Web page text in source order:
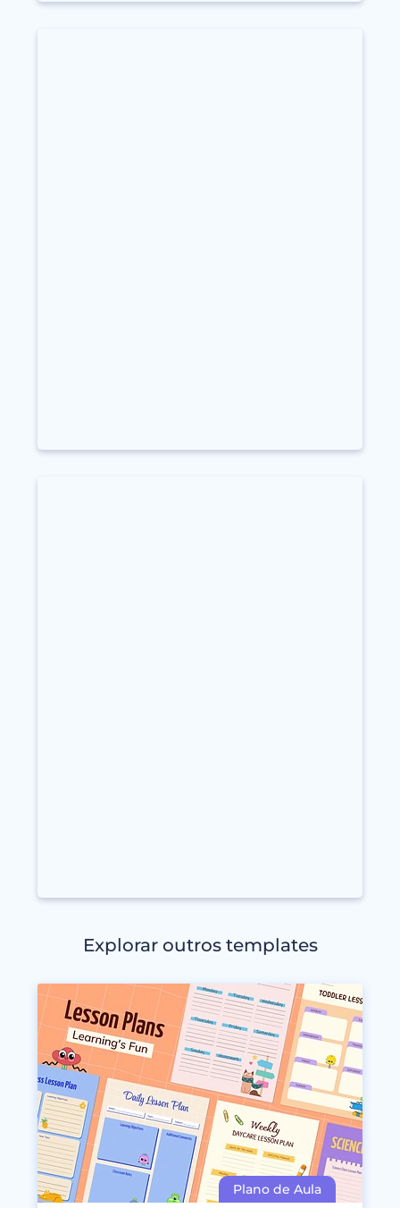
Explorar outros templates